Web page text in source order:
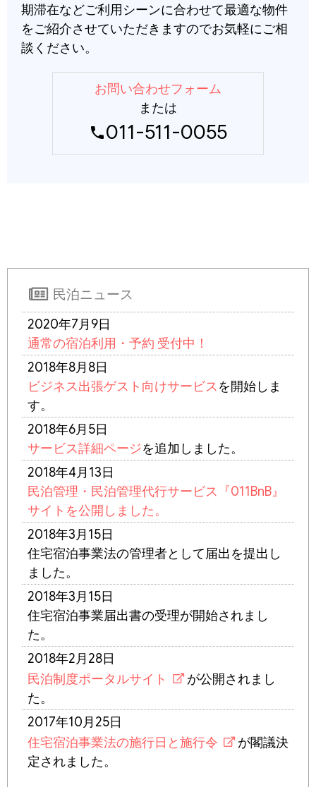
期滞在などご利用シーンに合わせて最適な物件
をご紹介させていただきますのでお気軽にご相
談ください。
お問い合わせフォーム
または
phone011-511-0055
民泊ニュース
2020年7月9日
通常の宿泊利用・予約 受付中！
2018年8月8日
ビジネス出張ゲスト向けサービスを開始しま
す。
2018年6月5日
サービス詳細ページを追加しました。
2018年4月13日
民泊管理・民泊管理代行サービス『011BnB』
サイトを公開しました。
2018年3月15日
住宅宿泊事業法の管理者として届出を提出し
ました。
2018年3月15日
住宅宿泊事業届出書の受理が開始されまし
た。
2018年2月28日
民泊制度ポータルサイト
が公開されまし
た。
2017年10月25日
住宅宿泊事業法の施行日と施行令
が閣議決
定されました。